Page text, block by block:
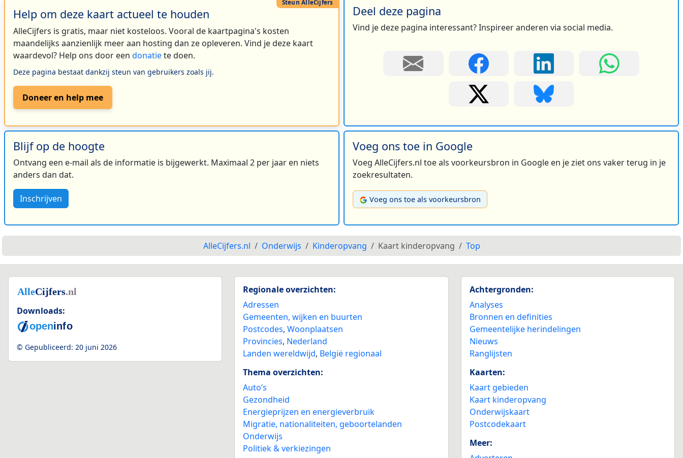
Help om deze kaart actueel te houden
AlleCijfers is gratis, maar niet kosteloos. Vooral de kaartpagina's kosten
maandelijks aanzienlijk meer aan hosting dan ze opleveren. Vind je deze kaart
waardevol? Help ons door een donatiete doen.
Deze pagina bestaat dankzij steun van gebruikers zoals jij.
Doneer en help mee
Deel deze pagina
Vind je deze pagina interessant? Inspireer anderen via social media.
Blijf op de hoogte
Ontvang een e-mail als de informatie is bijgewerkt. Maximaal 2 per jaar en niets
anders dan dat.
Inschrijven
Voeg ons toe in Google
Voeg AlleCijfers.nl toe als voorkeursbron in Google en je ziet ons vaker terug in je
zoekresultaten.
Voeg ons toe als voorkeursbron
AlleCijfers.nl Onderwijs Kinderopvang Kaart kinderopvang Top
Downloads:
© Gepubliceerd: 20 juni 2026
Regionale overzichten:
Adressen
Gemeenten, wijken en buurten
Postcodes,Woonplaatsen
Provincies, Nederland
Landen wereldwijd, België regionaal
Thema overzichten:
Auto’s
Gezondheid
Energieprijzen en energieverbruik
Migratie, nationaliteiten, geboortelanden
Onderwijs
Politiek & verkiezingen
Achtergronden:
Analyses
Bronnen en definities
Gemeentelijke herindelingen
Nieuws
Ranglijsten
Kaarten:
Kaart gebieden
Kaart kinderopvang
Onderwijskaart
Postcodekaart
Meer: